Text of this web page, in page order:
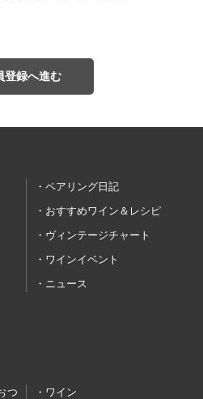
登録へ進む
ペアリング日記
おすすめワイン＆レシピ
ヴィンテージチャート
ワインイベント
ニュース
つ
ワイン